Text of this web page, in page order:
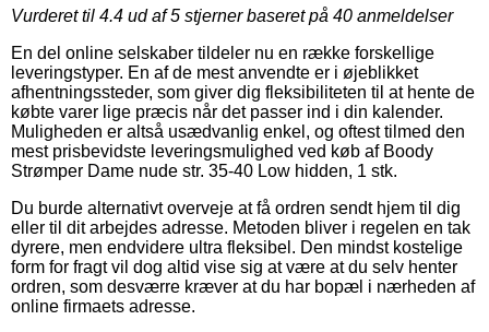
Vurderet til 4.4 ud af 5 stjerner baseret på 40 anmeldelser
En del online selskaber tildeler nu en række forskellige
leveringstyper. En af de mest anvendte er i øjeblikket
afhentningssteder, som giver dig fleksibiliteten til at hente de
købte varer lige præcis når det passer ind i din kalender.
Muligheden er altså usædvanlig enkel, og oftest tilmed den
mest prisbevidste leveringsmulighed ved køb af Boody
Strømper Dame nude str. 35-40 Low hidden, 1 stk.
Du burde alternativt overveje at få ordren sendt hjem til dig
eller til dit arbejdes adresse. Metoden bliver i regelen en tak
dyrere, men endvidere ultra fleksibel. Den mindst kostelige
form for fragt vil dog altid vise sig at være at du selv henter
ordren, som desværre kræver at du har bopæl i nærheden af
online firmaets adresse.